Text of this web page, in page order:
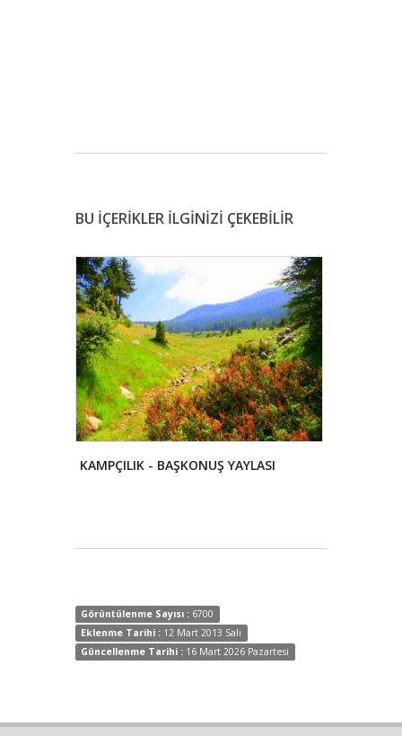
BU İÇERİKLER İLGİNİZİ ÇEKEBİLİR
KAMPÇILIK - BAŞKONUŞ YAYLASI
Görüntülenme Sayısı : 6700
Eklenme Tarihi : 12 Mart 2013 Salı
Güncellenme Tarihi : 16 Mart 2026 Pazartesi